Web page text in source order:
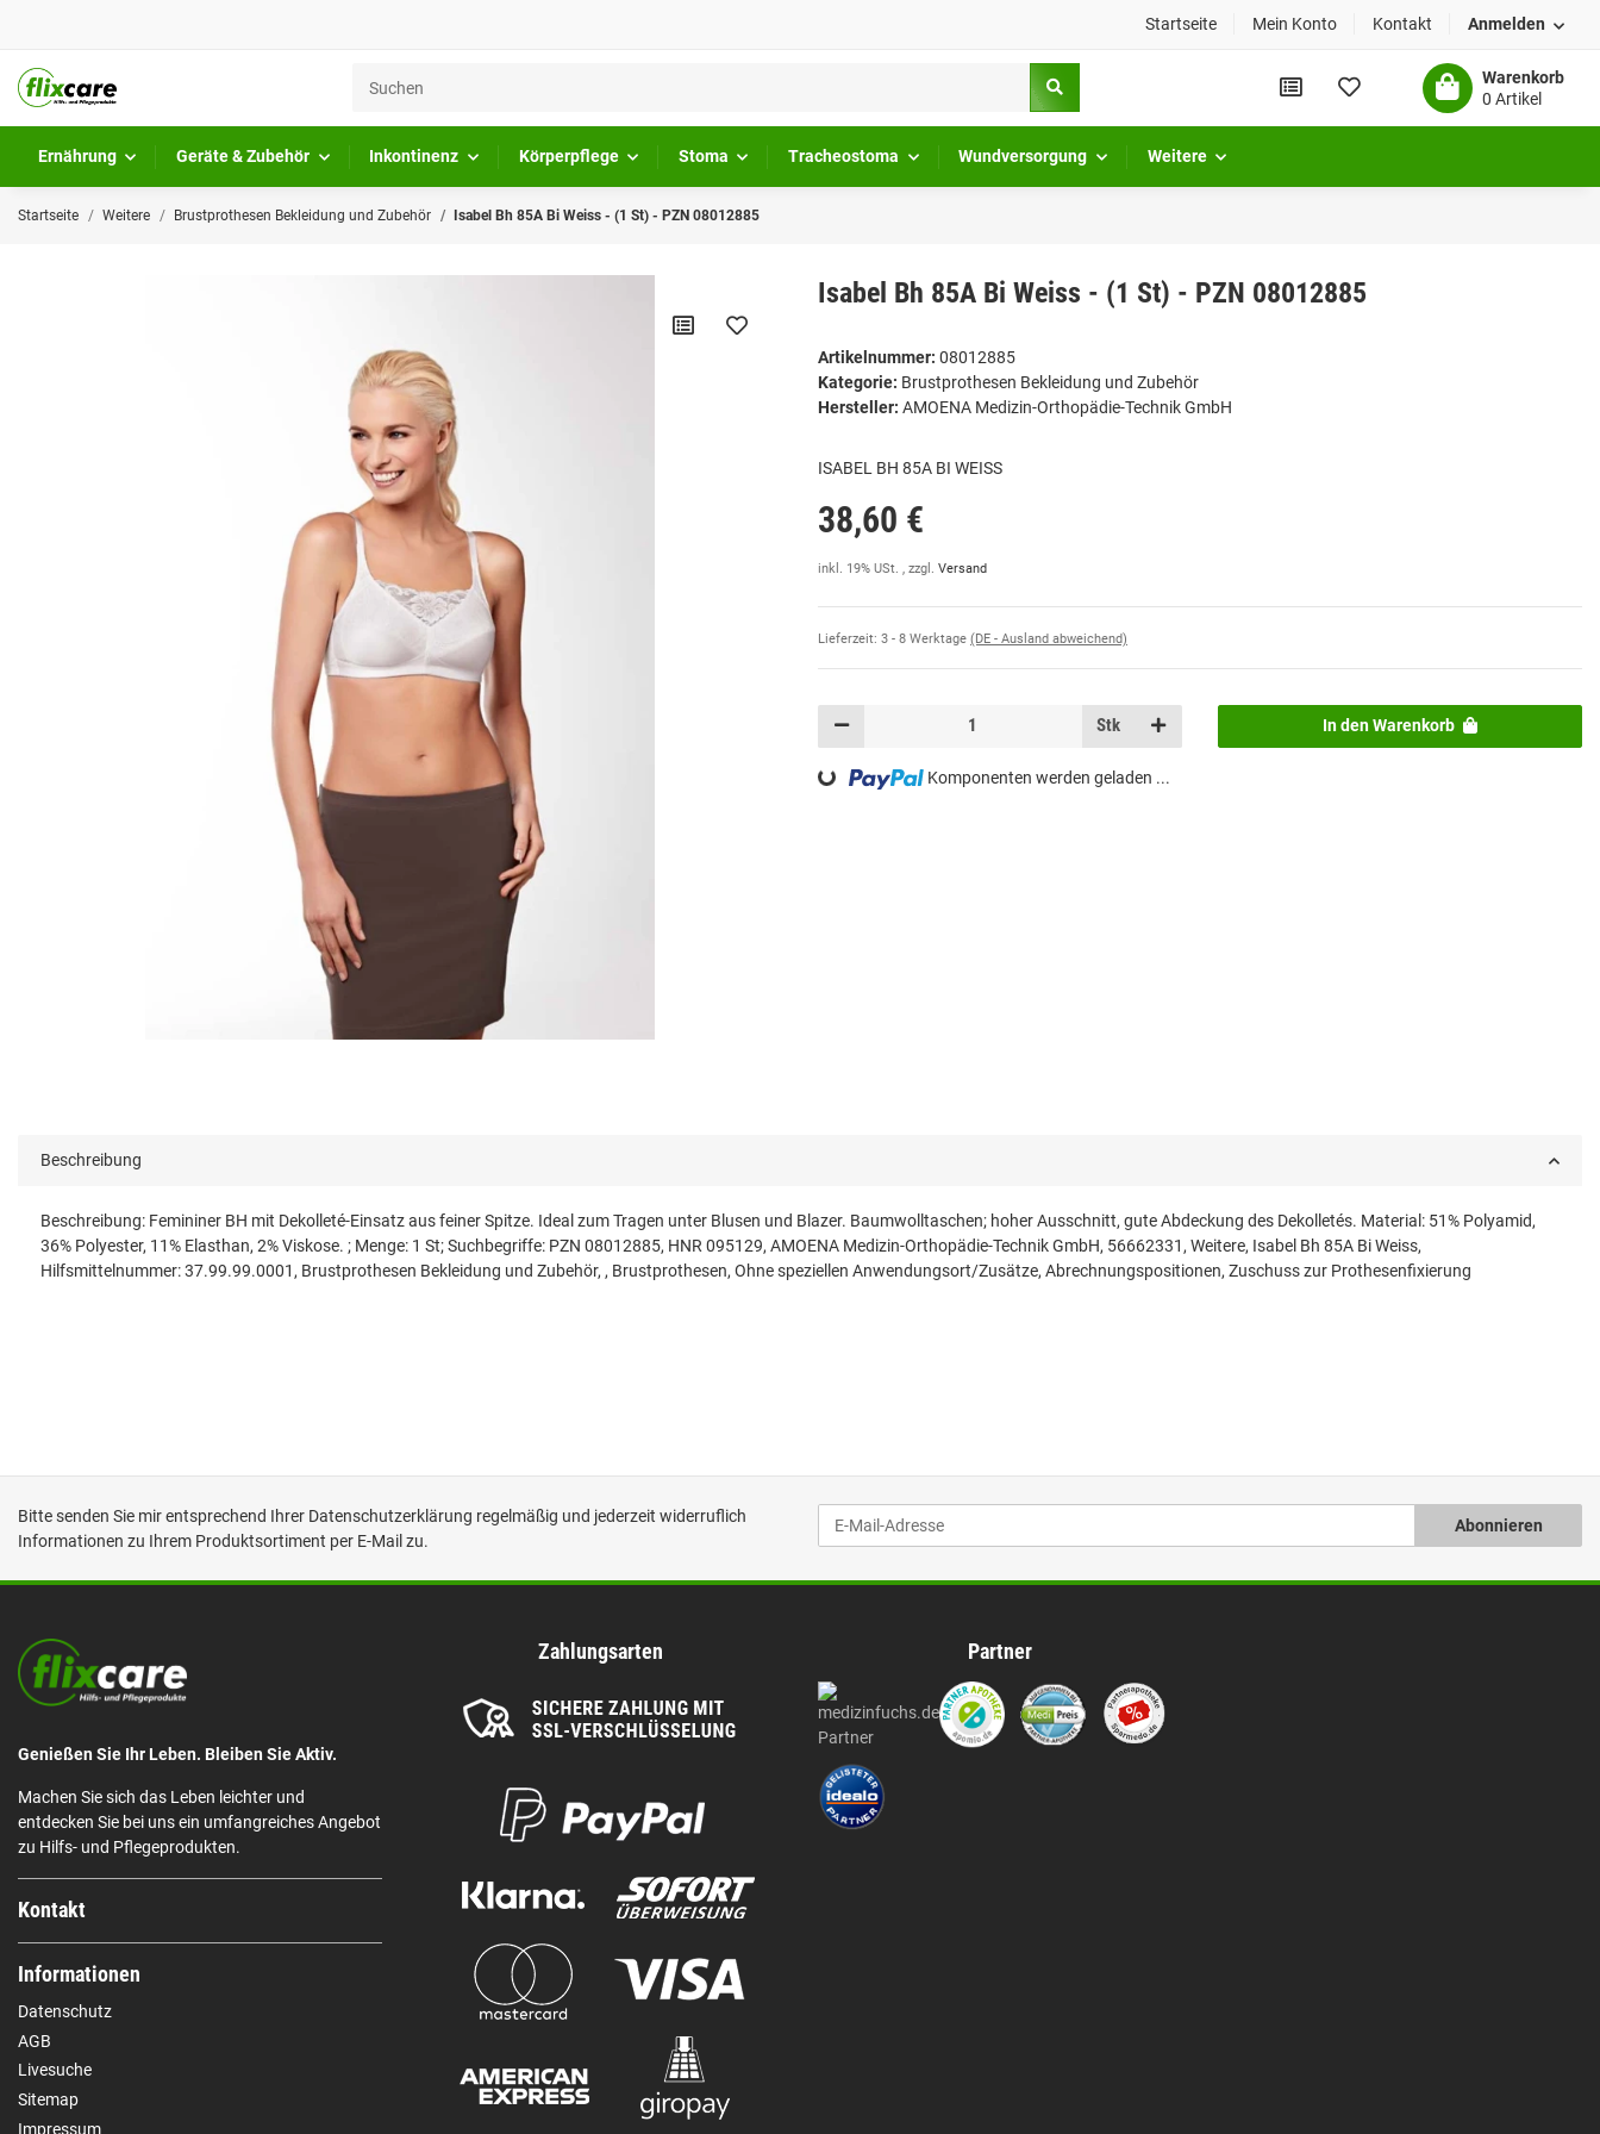
Startseite Mein Konto Kontakt Anmelden
Warenkorb
0 Artikel
Ernährung Geräte & Zubehör Inkontinenz Körperpflege Stoma Tracheostoma Wundversorgung Weitere
Startseite Weitere Brustprothesen Bekleidung und Zubehör Isabel Bh 85A Bi Weiss - (1 St) - PZN 08012885
Isabel Bh 85A Bi Weiss - (1 St) - PZN 08012885
Artikelnummer: 08012885
Kategorie: Brustprothesen Bekleidung und Zubehör
Hersteller: AMOENA Medizin-Orthopädie-Technik GmbH
ISABEL BH 85A BI WEISS
38,60 €
inkl. 19% USt. , zzgl. Versand
Lieferzeit: 3 - 8 Werktage (DE - Ausland abweichend)
Stk In den Warenkorb
Loading... Komponenten werden geladen ...
Beschreibung
Beschreibung: Femininer BH mit Dekolleté-Einsatz aus feiner Spitze. Ideal zum Tragen unter Blusen und Blazer. Baumwolltaschen; hoher Ausschnitt, gute Abdeckung des Dekolletés. Material: 51% Polyamid,
36% Polyester, 11% Elasthan, 2% Viskose. ; Menge: 1 St; Suchbegriffe: PZN 08012885, HNR 095129, AMOENA Medizin-Orthopädie-Technik GmbH, 56662331, Weitere, Isabel Bh 85A Bi Weiss,
Hilfsmittelnummer: 37.99.99.0001, Brustprothesen Bekleidung und Zubehör, , Brustprothesen, Ohne speziellen Anwendungsort/Zusätze, Abrechnungspositionen, Zuschuss zur Prothesenfixierung
Bitte senden Sie mir entsprechend Ihrer Datenschutzerklärung regelmäßig und jederzeit widerruflich
Informationen zu Ihrem Produktsortiment per E-Mail zu.
Abonnieren
Genießen Sie Ihr Leben. Bleiben Sie Aktiv.
Machen Sie sich das Leben leichter und
entdecken Sie bei uns ein umfangreiches Angebot
zu Hilfs- und Pflegeprodukten.
Kontakt
Informationen
Datenschutz
AGB
Livesuche
Sitemap
Impressum
Zahlungsarten Partner